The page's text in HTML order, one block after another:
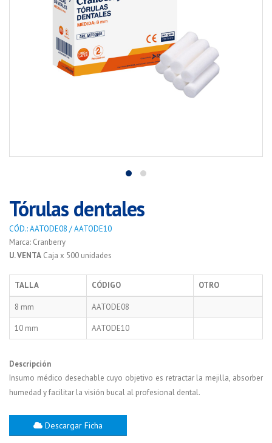
Tórulas dentales
CÓD.: AATODE08 / AATODE10
Marca: Cranberry
U. VENTA Caja x 500 unidades
TALLA CÓDIGO OTRO
8 mm AATODE08
10 mm AATODE10
Descripción
Insumo médico desechable cuyo objetivo es retractar la mejilla, absorber
humedad y facilitar la visión bucal al profesional dental.
Descargar Ficha